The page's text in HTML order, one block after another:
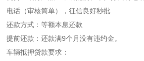
电话（审核简单），征信良好秒批
还款方式：等额本息还款
提前还款：还款满9个月没有违约金。
车辆抵押贷款要求：